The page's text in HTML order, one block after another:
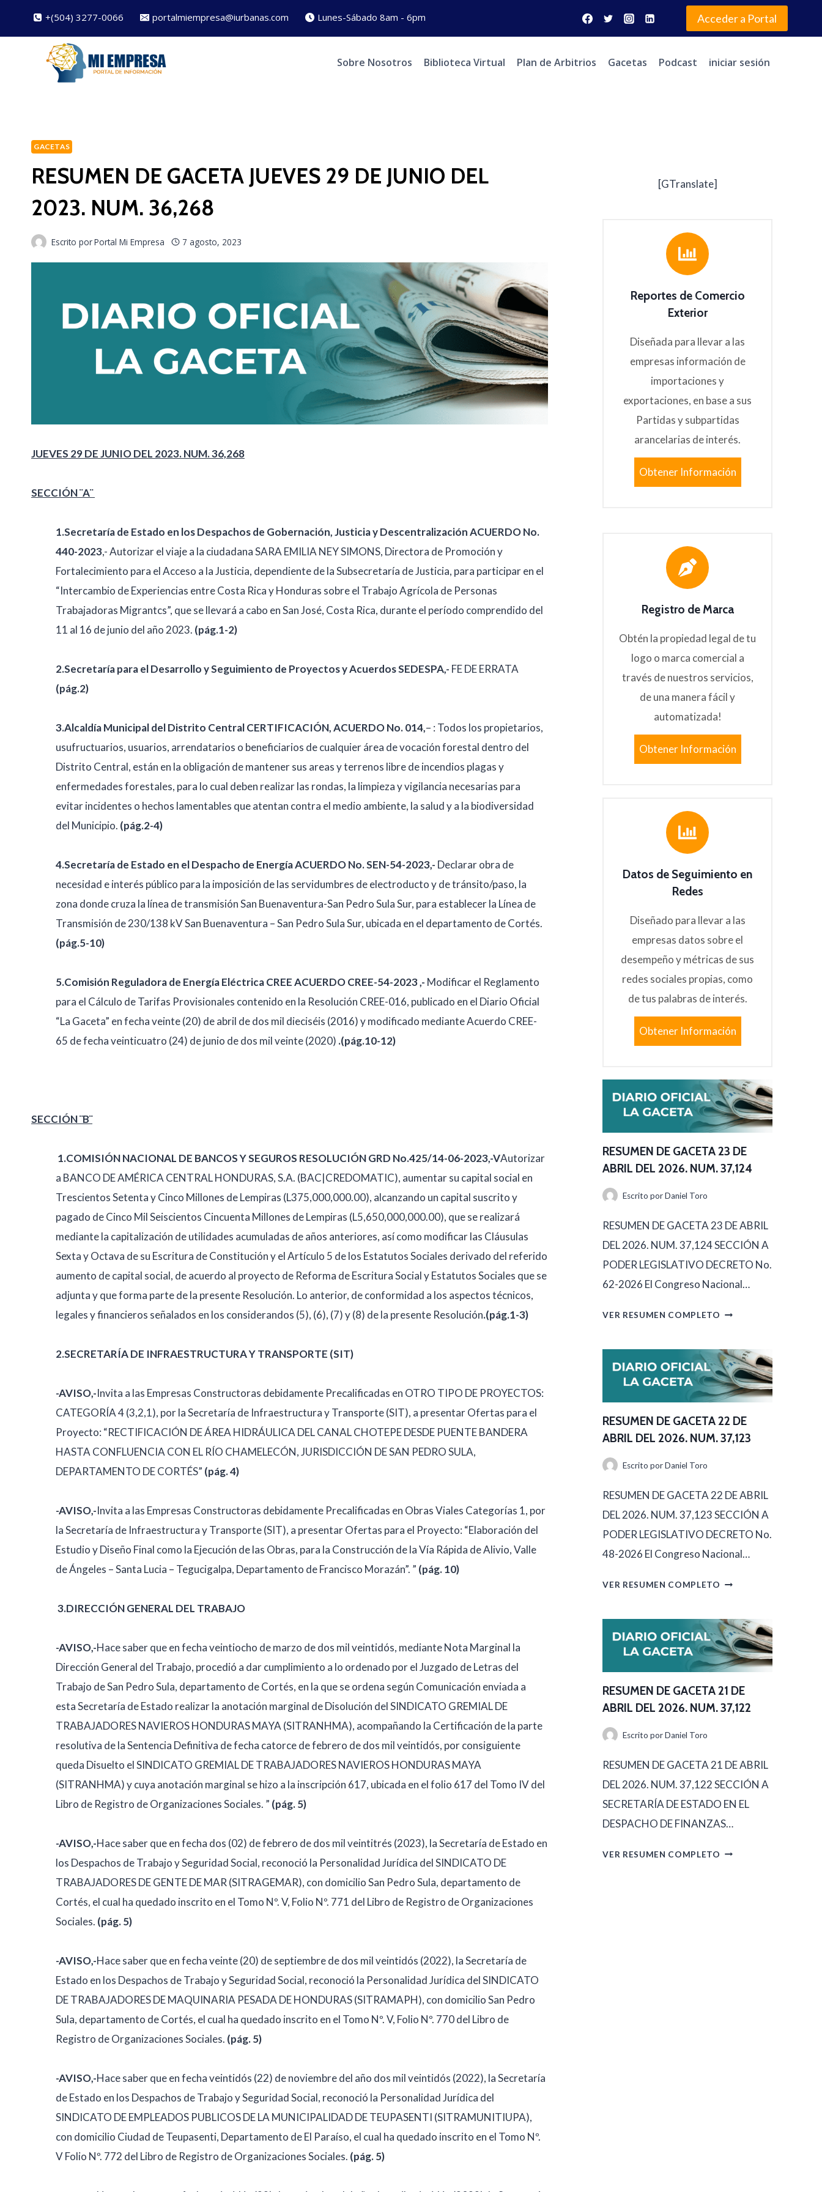
+(504) 3277-0066 portalmiempresa@iurbanas.com Lunes-Sábado 8am - 6pm Acceder a Portal
Sobre Nosotros Biblioteca Virtual Plan de Arbitrios Gacetas Podcast iniciar sesión
GACETAS
RESUMEN DE GACETA JUEVES 29 DE JUNIO DEL
2023. NUM. 36,268
Escrito porPortal Mi Empresa 7 agosto, 2023
JUEVES 29 DE JUNIO DEL 2023. NUM. 36,268
SECCIÓN ¨A¨
1.Secretaría de Estado en los Despachos de Gobernación, Justicia y Descentralización ACUERDO No.
440-2023,- Autorizar el viaje a la ciudadana SARA EMILIA NEY SIMONS, Directora de Promoción y
Fortalecimiento para el Acceso a la Justicia, dependiente de la Subsecretaría de Justicia, para participar en el
“Intercambio de Experiencias entre Costa Rica y Honduras sobre el Trabajo Agrícola de Personas
Trabajadoras Migrantcs”, que se llevará a cabo en San José, Costa Rica, durante el período comprendido del
11 al 16 de junio del año 2023. (pág.1-2)
2.Secretaría para el Desarrollo y Seguimiento de Proyectos y Acuerdos SEDESPA,- FE DE ERRATA
(pág.2)
3.Alcaldía Municipal del Distrito Central CERTIFICACIÓN, ACUERDO No. 014,– : Todos los propietarios,
usufructuarios, usuarios, arrendatarios o beneficiarios de cualquier área de vocación forestal dentro del
Distrito Central, están en la obligación de mantener sus areas y terrenos libre de incendios plagas y
enfermedades forestales, para lo cual deben realizar las rondas, la limpieza y vigilancia necesarias para
evitar incidentes o hechos lamentables que atentan contra el medio ambiente, la salud y a la biodiversidad
del Municipio. (pág.2-4)
4.Secretaría de Estado en el Despacho de Energía ACUERDO No. SEN-54-2023,- Declarar obra de
necesidad e interés público para la imposición de las servidumbres de electroducto y de tránsito/paso, la
zona donde cruza la línea de transmisión San Buenaventura-San Pedro Sula Sur, para establecer la Línea de
Transmisión de 230/138 kV San Buenaventura – San Pedro Sula Sur, ubicada en el departamento de Cortés.
(pág.5-10)
5.Comisión Reguladora de Energía Eléctrica CREE ACUERDO CREE-54-2023 ,- Modificar el Reglamento
para el Cálculo de Tarifas Provisionales contenido en la Resolución CREE-016, publicado en el Diario Oficial
“La Gaceta” en fecha veinte (20) de abril de dos mil dieciséis (2016) y modificado mediante Acuerdo CREE-
65 de fecha veinticuatro (24) de junio de dos mil veinte (2020) .(pág.10-12)
SECCIÓN ¨B¨
1.COMISIÓN NACIONAL DE BANCOS Y SEGUROS RESOLUCIÓN GRD No.425/14-06-2023,-VAutorizar
a BANCO DE AMÉRICA CENTRAL HONDURAS, S.A. (BAC|CREDOMATIC), aumentar su capital social en
Trescientos Setenta y Cinco Millones de Lempiras (L375,000,000.00), alcanzando un capital suscrito y
pagado de Cinco Mil Seiscientos Cincuenta Millones de Lempiras (L5,650,000,000.00), que se realizará
mediante la capitalización de utilidades acumuladas de años anteriores, así como modificar las Cláusulas
Sexta y Octava de su Escritura de Constitución y el Artículo 5 de los Estatutos Sociales derivado del referido
aumento de capital social, de acuerdo al proyecto de Reforma de Escritura Social y Estatutos Sociales que se
adjunta y que forma parte de la presente Resolución. Lo anterior, de conformidad a los aspectos técnicos,
legales y financieros señalados en los considerandos (5), (6), (7) y (8) de la presente Resolución.(pág.1-3)
2.SECRETARÍA DE INFRAESTRUCTURA Y TRANSPORTE (SIT)
-AVISO,-Invita a las Empresas Constructoras debidamente Precalificadas en OTRO TIPO DE PROYECTOS:
CATEGORÍA 4 (3,2,1), por la Secretaría de Infraestructura y Transporte (SIT), a presentar Ofertas para el
Proyecto: “RECTIFICACIÓN DE ÁREA HIDRÁULICA DEL CANAL CHOTEPE DESDE PUENTE BANDERA
HASTA CONFLUENCIA CON EL RÍO CHAMELECÓN, JURISDICCIÓN DE SAN PEDRO SULA,
DEPARTAMENTO DE CORTÉS” (pág. 4)
-AVISO,-Invita a las Empresas Constructoras debidamente Precalificadas en Obras Viales Categorías 1, por
la Secretaría de Infraestructura y Transporte (SIT), a presentar Ofertas para el Proyecto: “Elaboración del
Estudio y Diseño Final como la Ejecución de las Obras, para la Construcción de la Vía Rápida de Alivio, Valle
de Ángeles – Santa Lucia – Tegucigalpa, Departamento de Francisco Morazán”. ” (pág. 10)
3.DIRECCIÓN GENERAL DEL TRABAJO
-AVISO,-Hace saber que en fecha veintiocho de marzo de dos mil veintidós, mediante Nota Marginal la
Dirección General del Trabajo, procedió a dar cumplimiento a lo ordenado por el Juzgado de Letras del
Trabajo de San Pedro Sula, departamento de Cortés, en la que se ordena según Comunicación enviada a
esta Secretaría de Estado realizar la anotación marginal de Disolución del SINDICATO GREMIAL DE
TRABAJADORES NAVIEROS HONDURAS MAYA (SITRANHMA), acompañando la Certificación de la parte
resolutiva de la Sentencia Definitiva de fecha catorce de febrero de dos mil veintidós, por consiguiente
queda Disuelto el SINDICATO GREMIAL DE TRABAJADORES NAVIEROS HONDURAS MAYA
(SITRANHMA) y cuya anotación marginal se hizo a la inscripción 617, ubicada en el folio 617 del Tomo IV del
Libro de Registro de Organizaciones Sociales. ” (pág. 5)
-AVISO,-Hace saber que en fecha dos (02) de febrero de dos mil veintitrés (2023), la Secretaría de Estado en
los Despachos de Trabajo y Seguridad Social, reconoció la Personalidad Jurídica del SINDICATO DE
TRABAJADORES DE GENTE DE MAR (SITRAGEMAR), con domicilio San Pedro Sula, departamento de
Cortés, el cual ha quedado inscrito en el Tomo Nº. V, Folio Nº. 771 del Libro de Registro de Organizaciones
Sociales. (pág. 5)
-AVISO,-Hace saber que en fecha veinte (20) de septiembre de dos mil veintidós (2022), la Secretaría de
Estado en los Despachos de Trabajo y Seguridad Social, reconoció la Personalidad Jurídica del SINDICATO
DE TRABAJADORES DE MAQUINARIA PESADA DE HONDURAS (SITRAMAPH), con domicilio San Pedro
Sula, departamento de Cortés, el cual ha quedado inscrito en el Tomo Nº. V, Folio Nº. 770 del Libro de
Registro de Organizaciones Sociales. (pág. 5)
-AVISO,-Hace saber que en fecha veintidós (22) de noviembre del año dos mil veintidós (2022), la Secretaría
de Estado en los Despachos de Trabajo y Seguridad Social, reconoció la Personalidad Jurídica del
SINDICATO DE EMPLEADOS PUBLICOS DE LA MUNICIPALIDAD DE TEUPASENTI (SITRAMUNITIUPA),
con domicilio Ciudad de Teupasenti, Departamento de El Paraíso, el cual ha quedado inscrito en el Tomo Nº.
V Folio Nº. 772 del Libro de Registro de Organizaciones Sociales. (pág. 5)
[GTranslate]
Reportes de Comercio
Exterior
Diseñada para llevar a las
empresas información de
importaciones y
exportaciones, en base a sus
Partidas y subpartidas
arancelarias de interés.
Obtener Información
Registro de Marca
Obtén la propiedad legal de tu
logo o marca comercial a
través de nuestros servicios,
de una manera fácil y
automatizada!
Obtener Información
Datos de Seguimiento en
Redes
Diseñado para llevar a las
empresas datos sobre el
desempeño y métricas de sus
redes sociales propias, como
de tus palabras de interés.
Obtener Información
RESUMEN DE GACETA 23 DE
ABRIL DEL 2026. NUM. 37,124
Escrito por Daniel Toro
RESUMEN DE GACETA 23 DE ABRIL
DEL 2026. NUM. 37,124 SECCIÓN A
PODER LEGISLATIVO DECRETO No.
62-2026 El Congreso Nacional…
VER RESUMEN COMPLETO R
S
U
M
G
A
C
E
A
3
D
E
A
B
L
D
E
L
RESUMEN DE GACETA 22 DE
ABRIL DEL 2026. NUM. 37,123
Escrito por Daniel Toro
RESUMEN DE GACETA 22 DE ABRIL
DEL 2026. NUM. 37,123 SECCIÓN A
PODER LEGISLATIVO DECRETO No.
48-2026 El Congreso Nacional…
VER RESUMEN COMPLETO R
S
U
M
G
A
C
E
A
RESUMEN DE GACETA 21 DE
ABRIL DEL 2026. NUM. 37,122
Escrito por Daniel Toro
RESUMEN DE GACETA 21 DE ABRIL
DEL 2026. NUM. 37,122 SECCIÓN A
SECRETARÍA DE ESTADO EN EL
DESPACHO DE FINANZAS…
VER RESUMEN COMPLETO R